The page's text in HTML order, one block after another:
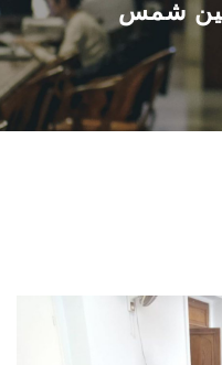
القطاعـات
الشئون الأكاديمية
البحث العلمي
عين شمس